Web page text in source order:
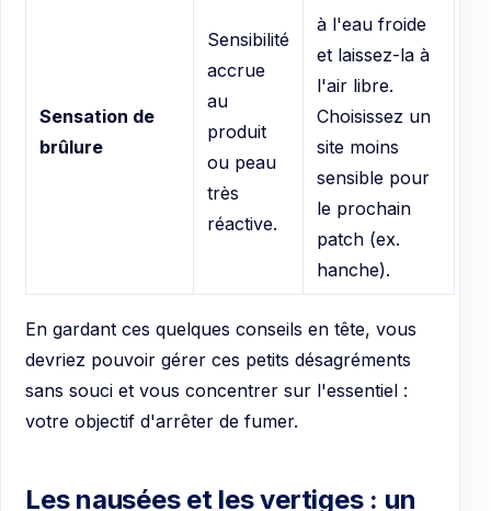
Sensation de
brûlure
Sensibilité
accrue
au
produit
ou peau
très
réactive.
à l'eau froide
et laissez-la à
l'air libre.
Choisissez un
site moins
sensible pour
le prochain
patch (ex.
hanche).
En gardant ces quelques conseils en tête, vous
devriez pouvoir gérer ces petits désagréments
sans souci et vous concentrer sur l'essentiel :
votre objectif d'arrêter de fumer.
Les nausées et les vertiges : un